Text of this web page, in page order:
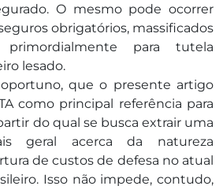
O mesmo pode ocorrer
obrigatórios, massificados
para tutela
lesado.
que o presente artigo
como principal referência para
do qual se busca extrair uma
geral acerca da natureza
de custos de defesa no atual
Isso não impede, contudo,